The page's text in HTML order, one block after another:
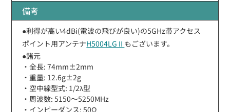
備考
●利得が高い4dBi(電波の飛びが良い)の5GHz帯アクセス
ポイント用アンテナH5004LGⅡ もございます。
●諸元
・全長: 74mm±2mm
・重量: 12.6g±2g
・空中線型式: 1/2λ型
・周波数: 5150〜5250MHz
・インピーダンス: 50Ω